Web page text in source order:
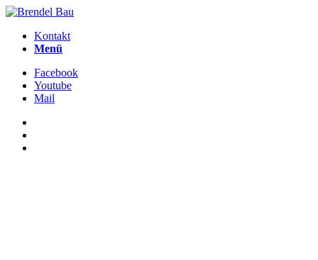
Kontakt
Menü
Facebook
Youtube
Mail